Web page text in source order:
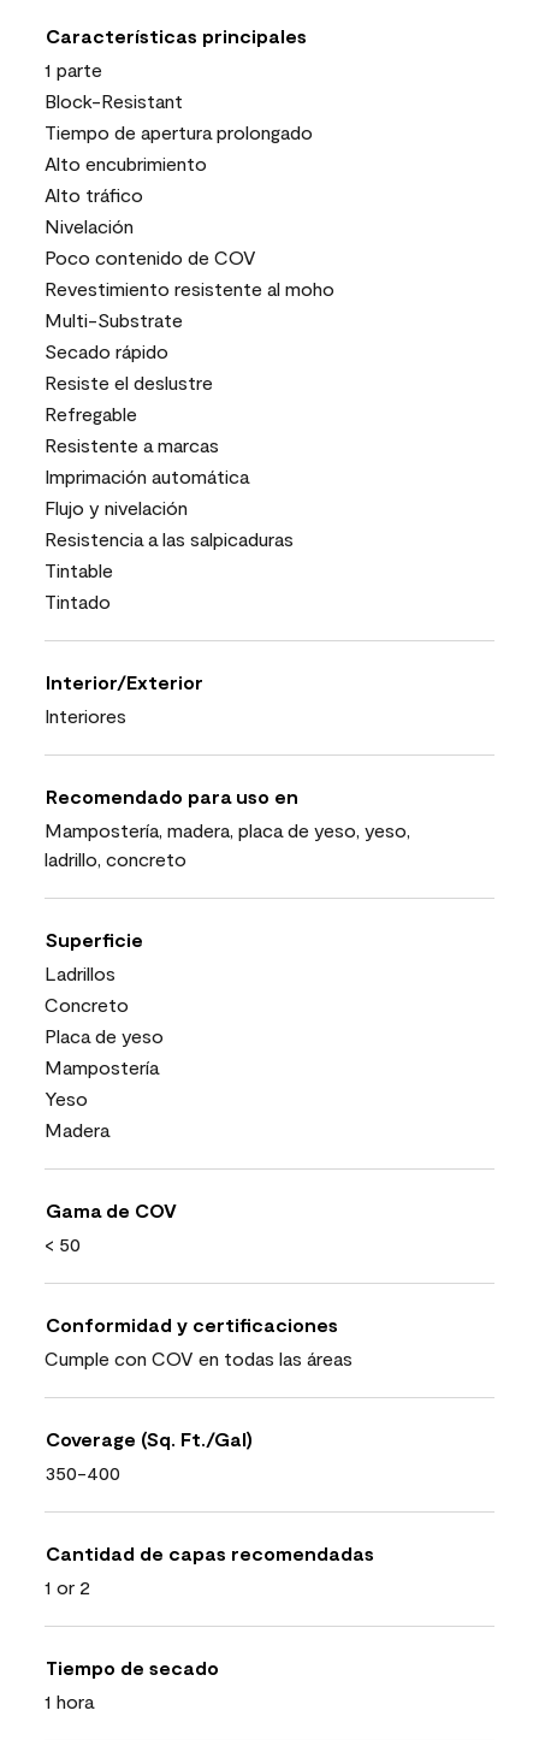
Características principales
1 parte
Block-Resistant
Tiempo de apertura prolongado
Alto encubrimiento
Alto tráfico
Nivelación
Poco contenido de COV
Revestimiento resistente al moho
Multi-Substrate
Secado rápido
Resiste el deslustre
Refregable
Resistente a marcas
Imprimación automática
Flujo y nivelación
Resistencia a las salpicaduras
Tintable
Tintado
Interior/Exterior
Interiores
Recomendado para uso en
Mampostería, madera, placa de yeso, yeso,
ladrillo, concreto
Superficie
Ladrillos
Concreto
Placa de yeso
Mampostería
Yeso
Madera
Gama de COV
< 50
Conformidad y certificaciones
Cumple con COV en todas las áreas
Coverage (Sq. Ft./Gal)
350-400
Cantidad de capas recomendadas
1 or 2
Tiempo de secado
1 hora